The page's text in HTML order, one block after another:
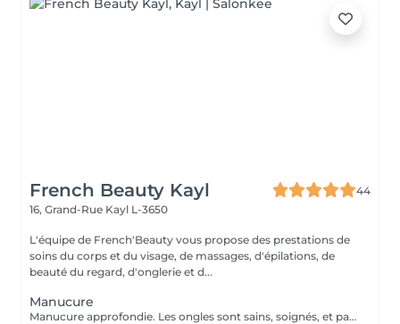
French Beauty Kayl
44
16, Grand-Rue Kayl L-3650
L'équipe de French'Beauty vous propose des prestations de
soins du corps et du visage, de massages, d'épilations, de
beauté du regard, d'onglerie et d...
Manucure
Manucure approfondie. Les ongles sont sains, soignés, et paraissent plus longs. Vernis soin et Massage des mains.